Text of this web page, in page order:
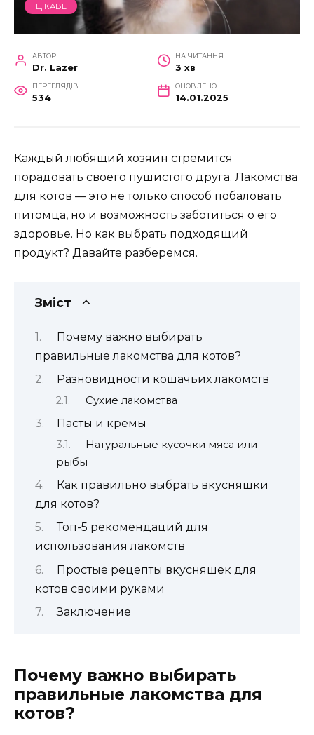
ЦІКАВЕ
АВТОР
Dr. Lazer
НА ЧИТАННЯ
3 хв
ПЕРЕГЛЯДІВ
534
ОНОВЛЕНО
14.01.2025
Каждый любящий хозяин стремится
порадовать своего пушистого друга. Лакомства
для котов — это не только способ побаловать
питомца, но и возможность заботиться о его
здоровье. Но как выбрать подходящий
продукт? Давайте разберемся.
Зміст
Почему важно выбирать
правильные лакомства для котов?
Разновидности кошачьих лакомств
Сухие лакомства
Пасты и кремы
Натуральные кусочки мяса или
рыбы
Как правильно выбрать вкусняшки
для котов?
Топ-5 рекомендаций для
использования лакомств
Простые рецепты вкусняшек для
котов своими руками
Заключение
Почему важно выбирать
правильные лакомства для
котов?